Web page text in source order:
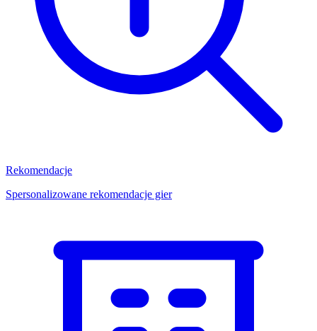
Rekomendacje
Spersonalizowane rekomendacje gier